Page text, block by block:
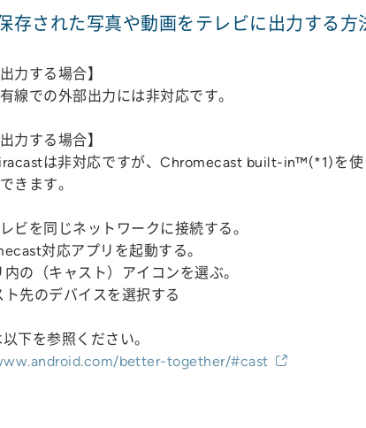
存された写真や動画をテレビに出力する方
力する場合】
線での外部出力には非対応です。
力する場合】
は非対応ですが、Chromecast built-in™(*1)を使
きます。
ビを同じネットワークに接続する。
対応アプリを起動する。
の（キャスト）アイコンを選ぶ。
先のデバイスを選択する
下を参照ください。
better-together/#cast